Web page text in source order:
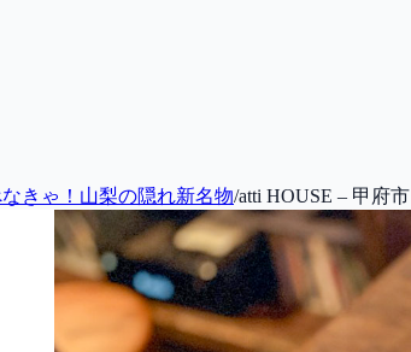
きゃ！山梨の隠れ新名物/atti HOUSE – 甲府市